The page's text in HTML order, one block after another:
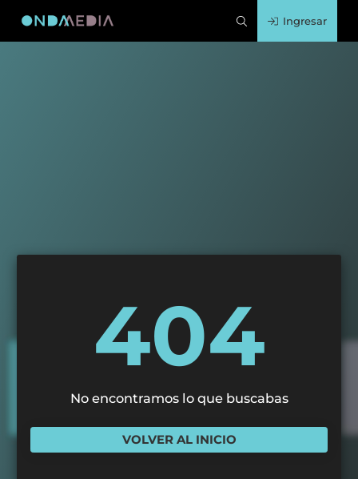
Ingresar
404
No encontramos lo que buscabas
VOLVER AL INICIO